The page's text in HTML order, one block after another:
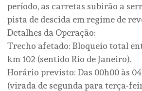
período, as carretas subirão a
pista de descida em regime de
Detalhes da Operação:
Trecho afetado: Bloqueio total
km 102 (sentido Rio de Janeiro).
Horário previsto: Das 00h00 às
(virada de segunda para terça-